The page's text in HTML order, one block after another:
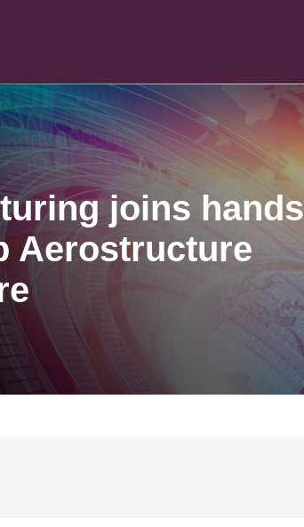
joins hands
Aerostructure